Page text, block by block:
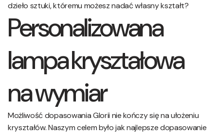
dzieło sztuki, któremu możesz nadać własny kształt?
Personalizowana
lampa kryształowa
na wymiar
Możliwość dopasowania Glorii nie kończy się na ułożeniu
kryształów. Naszym celem było jak najlepsze dopasowanie